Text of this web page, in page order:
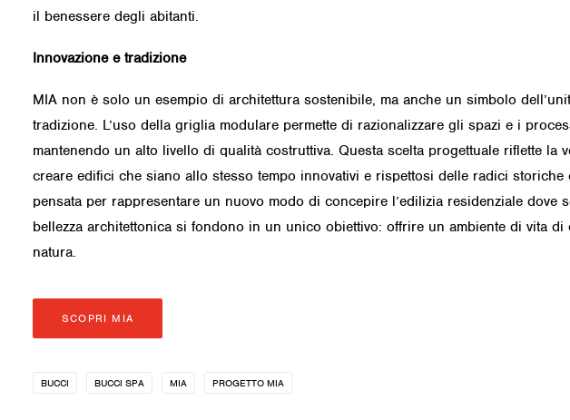
il benessere degli abitanti.
Innovazione e tradizione
MIA non è solo un esempio di architettura sostenibile, ma anche un simbolo
tradizione. L’uso della griglia modulare permette di razionalizzare gli spazi e i
mantenendo un alto livello di qualità costruttiva. Questa scelta progettuale riflette la
creare edifici che siano allo stesso tempo innovativi e rispettosi delle radici
pensata per rappresentare un nuovo modo di concepire l’edilizia residenziale dove
bellezza architettonica si fondono in un unico obiettivo: offrire un ambiente di vita
natura.
SCOPRI MIA
BUCCI BUCCI SPA MIA PROGETTO MIA